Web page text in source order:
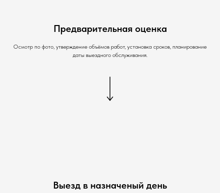
Предварительная оценка
Осмотр по фото, утверждение объёмов работ, установка сроков, планирование
даты выездного обслуживания.
Выезд в назначеный день